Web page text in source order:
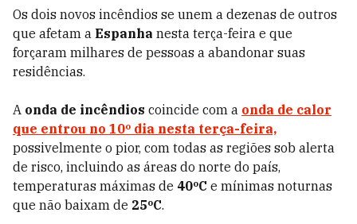
Os dois novos incêndios se unem a dezenas de outros
que afetam a Espanha nesta terça-feira e que
forçaram milhares de pessoas a abandonar suas
residências.
A onda de incêndios coincide com a onda de calor
que entrou no 10º dia nesta terça-feira,
possivelmente o pior, com todas as regiões sob alerta
de risco, incluindo as áreas do norte do país,
temperaturas máximas de 40ºC e mínimas noturnas
que não baixam de 25ºC.